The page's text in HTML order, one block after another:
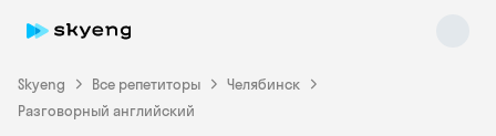
Skyeng Все репетиторы
Челябинск
Разговорный английский